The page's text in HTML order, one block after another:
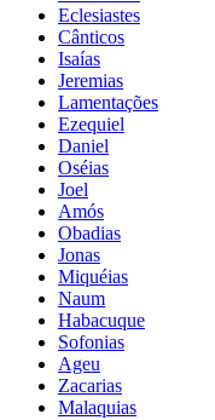
Eclesiastes
Cânticos
Isaías
Jeremias
Lamentações
Ezequiel
Daniel
Oséias
Joel
Amós
Obadias
Jonas
Miquéias
Naum
Habacuque
Sofonias
Ageu
Zacarias
Malaquias